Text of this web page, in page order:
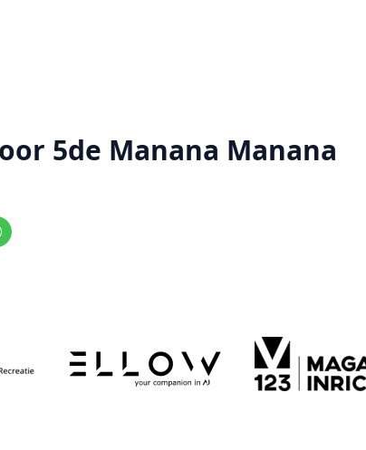
5de Manana Manana